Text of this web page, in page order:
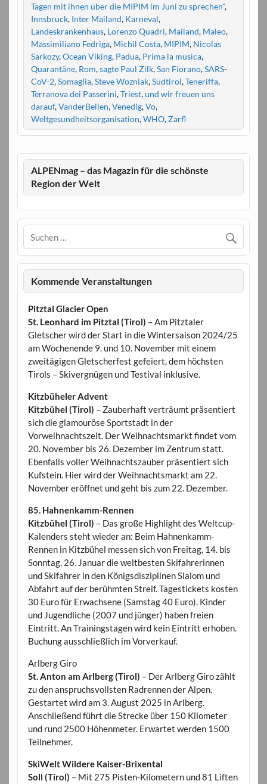
Tagen mit ihnen über die MIPIM im Juni zu sprechen",
Innsbruck, Inter Mailand, Karneval,
Landeskrankenhaus, Lorenzo Quadri, Mailand, Maleo,
Massimiliano Fedriga, Michil Costa, MIPIM, Nicolas
Sarkozy,Ocean Viking, Padua, Prima la musica,
Quarantäne, Rom,sagte Paul Zilk,San Fiorano,SARS-
CoV-2,Somaglia,Steve Wozniak,Südtirol,Teneriffa,
Terranova dei Passerini,Triest,und wir freuen uns
darauf,VanderBellen,Venedig,Vo,
Weltgesundheitsorganisation,WHO,Zarfl
ALPENmag – das Magazin für die schönste
Region der Welt
Kommende Veranstaltungen
Pitztal Glacier Open
St. Leonhard im Pitztal (Tirol) – Am Pitztaler
Gletscher wird der Start in die Wintersaison 2024/25
am Wochenende 9. und 10. November mit einem
zweitägigen Gletscherfest gefeiert, dem höchsten
Tirols – Skivergnügen und Testival inklusive.
Kitzbüheler Advent
Kitzbühel (Tirol) – Zauberhaft verträumt präsentiert
sich die glamouröse Sportstadt in der
Vorweihnachtszeit. Der Weihnachtsmarkt findet vom
20. November bis 26. Dezember im Zentrum statt.
Ebenfalls voller Weihnachtszauber präsentiert sich
Kufstein. Hier wird der Weihnachtsmarkt am 22.
November eröffnet und geht bis zum 22. Dezember.
85. Hahnenkamm-Rennen
Kitzbühel (Tirol) – Das große Highlight des Weltcup-
Kalenders steht wieder an: Beim Hahnenkamm-
Rennen in Kitzbühel messen sich von Freitag, 14. bis
Sonntag, 26. Januar die weltbesten Skifahrerinnen
und Skifahrer in den Königsdisziplinen Slalom und
Abfahrt auf der berühmten Streif. Tagestickets kosten
30 Euro für Erwachsene (Samstag 40 Euro). Kinder
und Jugendliche (2007 und jünger) haben freien
Eintritt. An Trainingstagen wird kein Eintritt erhoben.
Buchung ausschließlich im Vorverkauf.
Arlberg Giro
St. Anton am Arlberg (Tirol) – Der Arlberg Giro zählt
zu den anspruchsvollsten Radrennen der Alpen.
Gestartet wird am 3. August 2025 in Arlberg.
Anschließend führt die Strecke über 150 Kilometer
und rund 2500 Höhenmeter. Erwartet werden 1500
Teilnehmer.
SkiWelt Wildere Kaiser-Brixental
Soll (Tirol) – Mit 275 Pisten-Kilometern und 81 Liften